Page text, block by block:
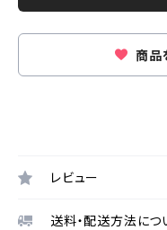
商品
レビュー
送料・配送方法につ